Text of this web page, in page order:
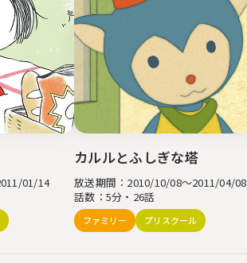
01/14
カルルとふしぎな塔
放送期間：2010/10/08～2011/04/08
話数：5分・26話
ファミリー プリスクール